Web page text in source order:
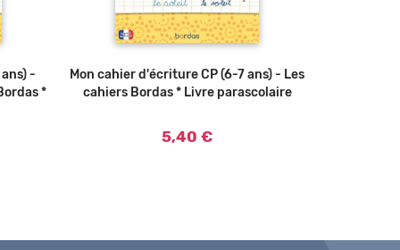
-
*
Ajouter au panier
Mon cahier d'écriture CP (6-7 ans) - Les
cahiers Bordas * Livre parascolaire
5,40 €